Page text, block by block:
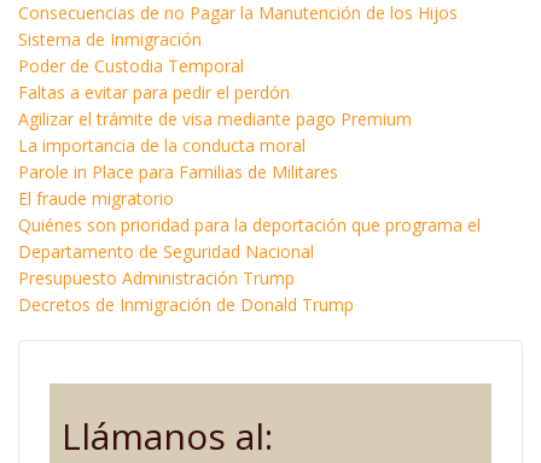
Consecuencias de no Pagar la Manutención de los Hijos
Sistema de Inmigración
Poder de Custodia Temporal
Faltas a evitar para pedir el perdón
Agilizar el trámite de visa mediante pago Premium
La importancia de la conducta moral
Parole in Place para Familias de Militares
El fraude migratorio
Quiénes son prioridad para la deportación que programa el
Departamento de Seguridad Nacional
Presupuesto Administración Trump
Decretos de Inmigración de Donald Trump
Llámanos al: